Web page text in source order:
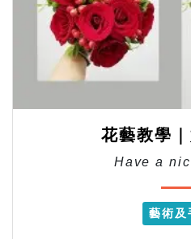
花藝教學
Have a
藝術及